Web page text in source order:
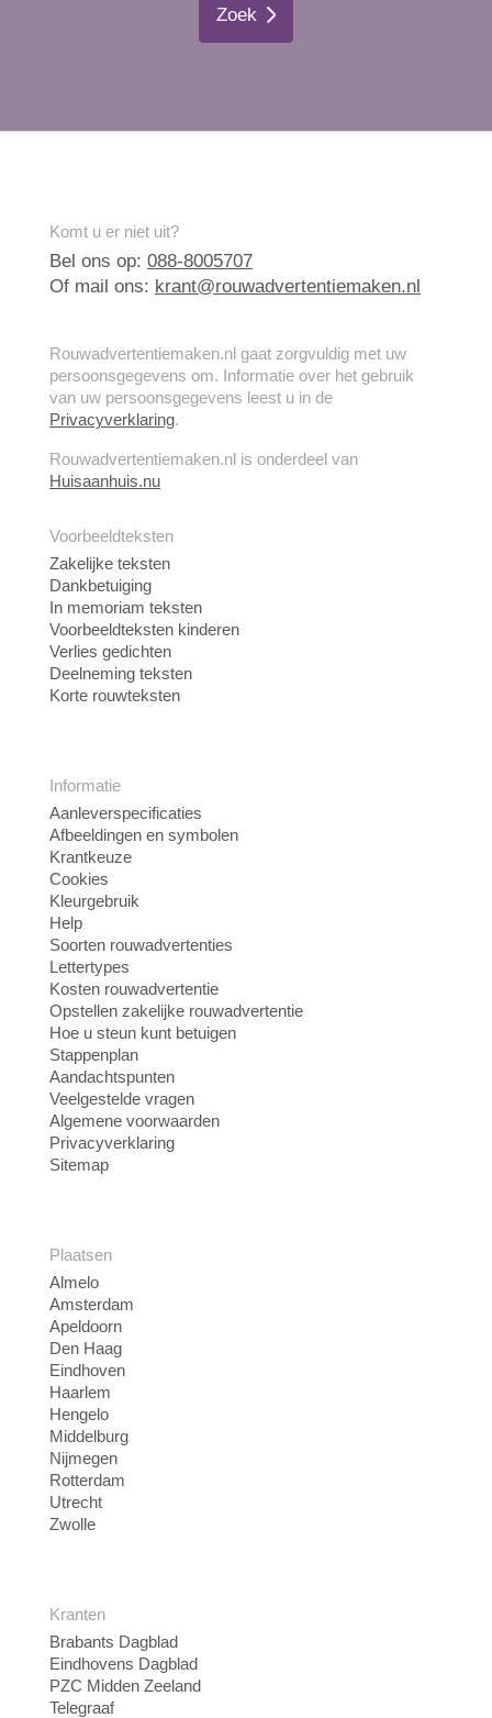
Zoek
Komt u er niet uit?
Bel ons op: 088-8005707
Of mail ons: krant@rouwadvertentiemaken.nl
Rouwadvertentiemaken.nl gaat zorgvuldig met uw
persoonsgegevens om. Informatie over het gebruik
van uw persoonsgegevens leest u in de
Privacyverklaring.
Rouwadvertentiemaken.nl is onderdeel van
Huisaanhuis.nu
Voorbeeldteksten
Zakelijke teksten
Dankbetuiging
In memoriam teksten
Voorbeeldteksten kinderen
Verlies gedichten
Deelneming teksten
Korte rouwteksten
Informatie
Aanleverspecificaties
Afbeeldingen en symbolen
Krantkeuze
Cookies
Kleurgebruik
Help
Soorten rouwadvertenties
Lettertypes
Kosten rouwadvertentie
Opstellen zakelijke rouwadvertentie
Hoe u steun kunt betuigen
Stappenplan
Aandachtspunten
Veelgestelde vragen
Algemene voorwaarden
Privacyverklaring
Sitemap
Plaatsen
Almelo
Amsterdam
Apeldoorn
Den Haag
Eindhoven
Haarlem
Hengelo
Middelburg
Nijmegen
Rotterdam
Utrecht
Zwolle
Kranten
Brabants Dagblad
Eindhovens Dagblad
PZC Midden Zeeland
Telegraaf